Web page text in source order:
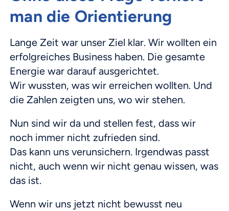
man die Orientierung
Lange Zeit war unser Ziel klar. Wir wollten ein
erfolgreiches Business haben. Die gesamte
Energie war darauf ausgerichtet.
Wir wussten, was wir erreichen wollten. Und
die Zahlen zeigten uns, wo wir stehen.
Nun sind wir da und stellen fest, dass wir
noch immer nicht zufrieden sind.
Das kann uns verunsichern. Irgendwas passt
nicht, auch wenn wir nicht genau wissen, was
das ist.
Wenn wir uns jetzt nicht bewusst neu